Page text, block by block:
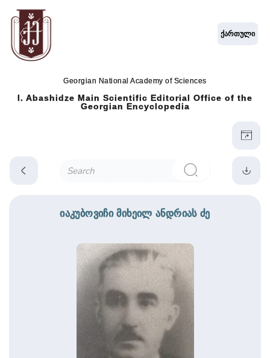
Georgian National Academy of Sciences
I. Abashidze Main Scientific Editorial Office of the
Georgian Encyclopedia
ქართული
იაკუბოვიჩი მიხეილ ანდრიას ძე